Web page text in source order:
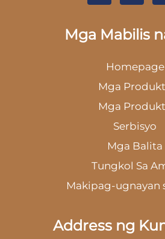
Mga Mabilis
Homepage
Mga
Mga
Serbisyo
Mga Balita
Tungkol Sa
Makipag-ugnayan
Address ng